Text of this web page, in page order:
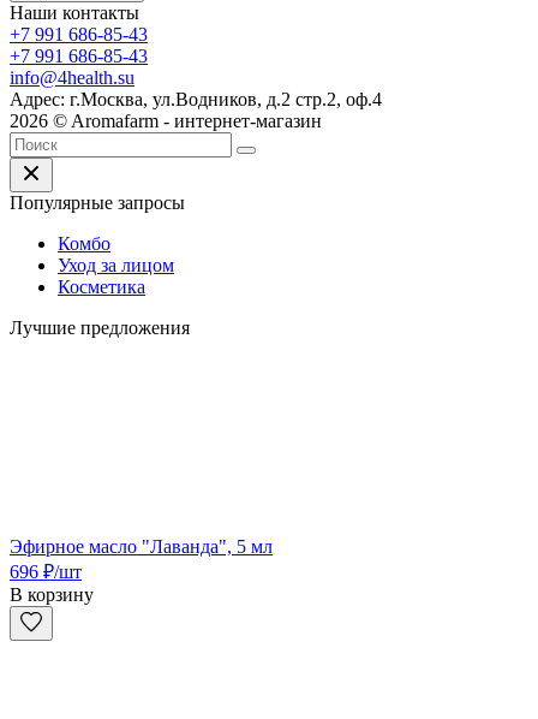
Наши контакты
+7 991 686-85-43
+7 991 686-85-43
info@4health.su
Адрес: г.Москва, ул.Водников, д.2 стр.2, оф.4
2026 © Aromafarm - интернет-магазин
Популярные запросы
Комбо
Уход за лицом
Косметика
Лучшие предложения
Эфирное масло "Лаванда", 5 мл
696 ₽/шт
В корзину